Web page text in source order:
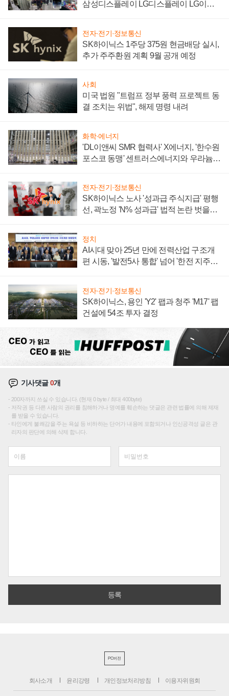
삼성디스플레이 LG디스플레이 LG이노
전자·전기·정보통신
SK하이닉스 1주당 375원 현금배당 실시,
추가 주주환원 계획 9월 공개 예정
사회
미국 법원 "트럼프 정부 풍력 프로젝트 동
결 조치는 위법", 해제 명령 내려
화학·에너지
'DL이앤씨 SMR 협력사' X에너지, '한수원
포스코 동맹' 센트러스에너지와 우라늄
전자·전기·정보통신
SK하이닉스 노사 '성과급 주식지급' 평행
선, 곽노정 'N% 성과급' 법적 논란 벗을지
정치
AI시대 맞아 25년 만에 전력산업 구조개
편 시동, '발전5사 통합' 넘어 '한전 지주사'
전자·전기·정보통신
SK하이닉스, 용인 'Y2' 팹과 청주 'M17' 팹
건설에 54조 투자 결정
기사댓글0개
200자까지 쓰실 수 있습니다. (현재 0 byte / 최대 400byte)
저작권 등 다른 사람의 권리를 침해하거나 명예를 훼손하는 댓글은 관련 법률에 의해 제재
를 받을 수 있습니다.
타인에게 불쾌감을 주는 욕설 등 비하하는 단어가 내용에 포함되거나 인신공격성 글은 관
리자의 판단에 의해 삭제 합니다.
PC버전
회사소개 윤리강령 개인정보처리방침 이용자위원회